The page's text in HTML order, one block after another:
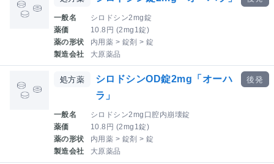
一般名
シロドシン2mg錠
薬価
10.8円 (2mg1錠)
薬の形状
内用薬 > 錠剤 > 錠
製造会社
大原薬品
処方薬
シロドシンOD錠2mg「オーハ
ラ」
一般名
シロドシン2mg口腔内崩壊錠
薬価
10.8円 (2mg1錠)
薬の形状
内用薬 > 錠剤 > 錠
製造会社
大原薬品
後発